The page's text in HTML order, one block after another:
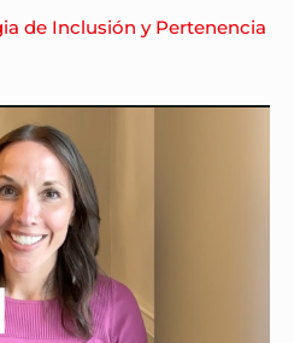
de Inclusión y Pertenencia